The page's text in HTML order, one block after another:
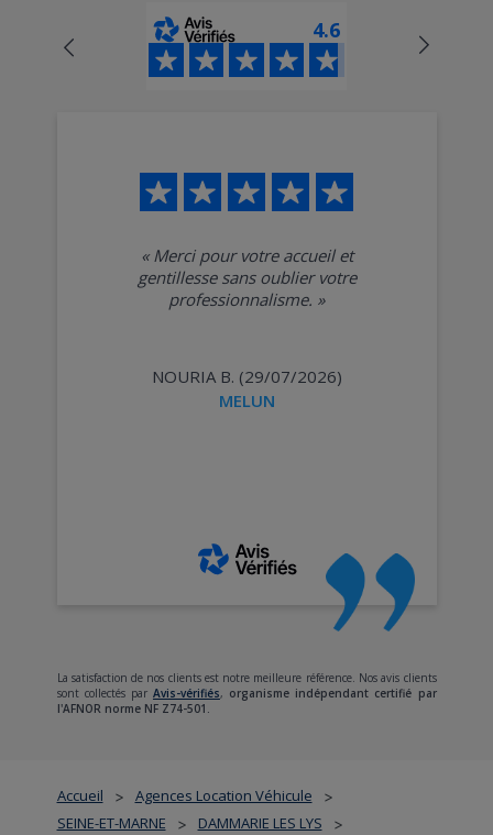
Accueil > Agences Location Véhicule >
SEINE-ET-MARNE > DAMMARIE LES LYS >
4.6
« Merci pour votre accueil et
gentillesse sans oublier votre
professionnalisme. »
NOURIA B. (29/07/2026)
MELUN
La satisfaction de nos clients est notre meilleure référence. Nos avis clients
sont collectés par Avis-vérifiés, organisme indépendant certifié par
l'AFNOR norme NF Z74-501.